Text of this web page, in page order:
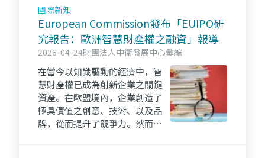
業有更多模仿抄襲。
國際新知
European Commission發布「EUIPO研
究報告：歐洲智慧財產權之融資」報導
2026-04-24財團法人中衛發展中心彙編
在當今以知識驅動的經濟中，智
慧財產權已成為創新企業之關鍵
資產。在歐盟境內，企業創造了
極具價值之創意、技術、以及品
牌，從而提升了競爭力。然而，